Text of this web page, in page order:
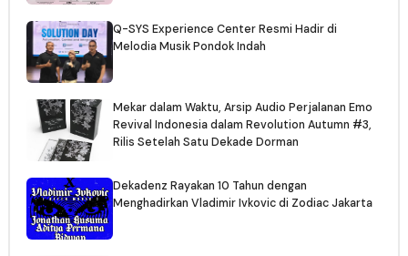
Q-SYS Experience Center Resmi Hadir di
Melodia Musik Pondok Indah
Mekar dalam Waktu, Arsip Audio Perjalanan Emo
Revival Indonesia dalam Revolution Autumn #3,
Rilis Setelah Satu Dekade Dorman
Dekadenz Rayakan 10 Tahun dengan
Menghadirkan Vladimir Ivkovic di Zodiac Jakarta